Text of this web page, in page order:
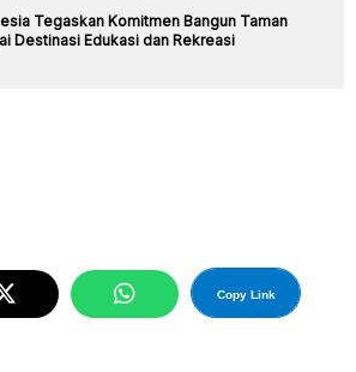
Tegaskan Komitmen Bangun Taman
Destinasi Edukasi dan Rekreasi
Copy Link